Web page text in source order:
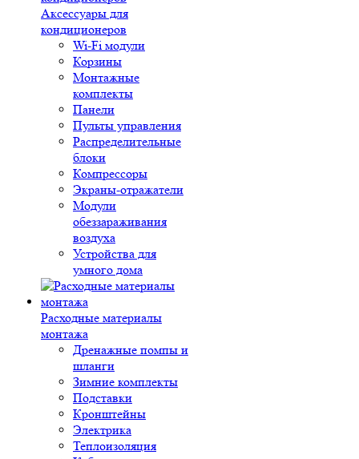
Аксессуары для
кондиционеров
Wi-Fi модули
Корзины
Монтажные
комплекты
Панели
Пульты управления
Распределительные
блоки
Компрессоры
Экраны-отражатели
Модули
обеззараживания
воздуха
Устройства для
умного дома
Расходные материалы
монтажа
Дренажные помпы и
шланги
Зимние комплекты
Подставки
Кронштейны
Электрика
Теплоизоляция